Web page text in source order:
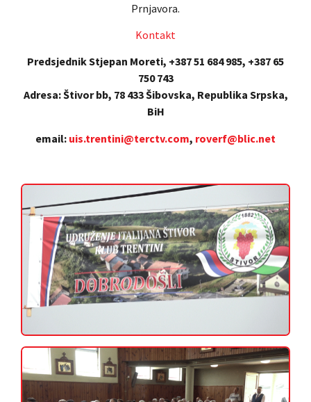
Prnjavora.
Kontakt
Predsjednik Stjepan Moreti, +387 51 684 985, +387 65
750 743
Adresa: Štivor bb, 78 433 Šibovska, Republika Srpska,
BiH
email: uis.trentini@terctv.com, roverf@blic.net